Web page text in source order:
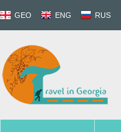
GEO ENG RUS